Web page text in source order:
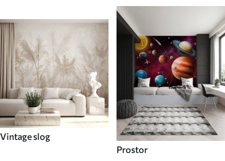
Vintage slog
Prostor